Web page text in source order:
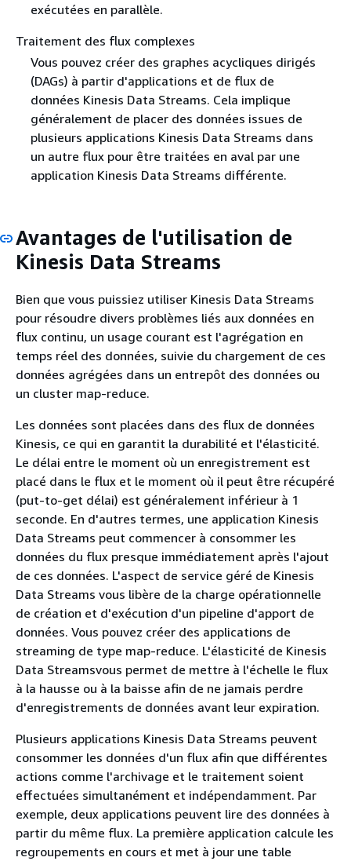
exécutées en parallèle.
Traitement des flux complexes
Vous pouvez créer des graphes acycliques dirigés
(DAGs) à partir d'applications et de flux de
données Kinesis Data Streams. Cela implique
généralement de placer des données issues de
plusieurs applications Kinesis Data Streams dans
un autre flux pour être traitées en aval par une
application Kinesis Data Streams différente.
Avantages de l'utilisation de
Kinesis Data Streams
Bien que vous puissiez utiliser Kinesis Data Streams
pour résoudre divers problèmes liés aux données en
flux continu, un usage courant est l'agrégation en
temps réel des données, suivie du chargement de ces
données agrégées dans un entrepôt des données ou
un cluster map-reduce.
Les données sont placées dans des flux de données
Kinesis, ce qui en garantit la durabilité et l'élasticité.
Le délai entre le moment où un enregistrement est
placé dans le flux et le moment où il peut être récupéré
(put-to-get délai) est généralement inférieur à 1
seconde. En d'autres termes, une application Kinesis
Data Streams peut commencer à consommer les
données du flux presque immédiatement après l'ajout
de ces données. L'aspect de service géré de Kinesis
Data Streams vous libère de la charge opérationnelle
de création et d'exécution d'un pipeline d'apport de
données. Vous pouvez créer des applications de
streaming de type map-reduce. L'élasticité de Kinesis
Data Streamsvous permet de mettre à l'échelle le flux
à la hausse ou à la baisse afin de ne jamais perdre
d'enregistrements de données avant leur expiration.
Plusieurs applications Kinesis Data Streams peuvent
consommer les données d'un flux afin que différentes
actions comme l'archivage et le traitement soient
effectuées simultanément et indépendamment. Par
exemple, deux applications peuvent lire des données à
partir du même flux. La première application calcule les
regroupements en cours et met à jour une table